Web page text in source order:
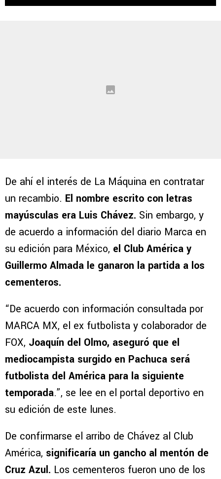
De ahí el interés de La Máquina en contratar
un recambio. El nombre escrito con letras
mayúsculas era Luis Chávez. Sin embargo, y
de acuerdo a información del diario Marca en
su edición para México, el Club América y
Guillermo Almada le ganaron la partida a los
cementeros.
“De acuerdo con información consultada por
MARCA MX, el ex futbolista y colaborador de
FOX, Joaquín del Olmo, aseguró que el
mediocampista surgido en Pachuca será
futbolista del América para la siguiente
temporada.”, se lee en el portal deportivo en
su edición de este lunes.
De confirmarse el arribo de Chávez al Club
América, significaría un gancho al mentón de
Cruz Azul. Los cementeros fueron uno de los